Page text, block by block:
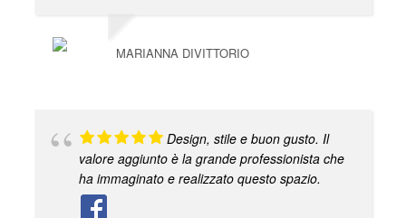
MARIANNA DIVITTORIO
Design, stile e buon gusto. Il
valore aggiunto è la grande professionista che
ha immaginato e realizzato questo spazio.